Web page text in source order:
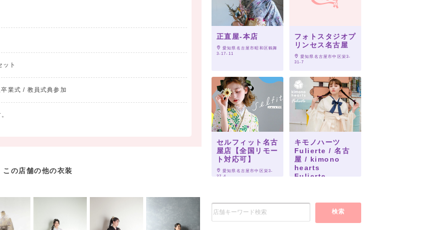
ト
業式 / 教員式典参加
この店舗の他の衣装
正直屋-本店
愛知県名古屋市昭和区鶴舞
3-17-11
フォトスタジオプ
リンセス名古屋
愛知県名古屋市中区栄3‐
31‐7
セルフィット名古
屋店【全国リモー
ト対応可】
愛知県名古屋市中区栄3-
27-4
キモノハーツ
Fulierte / 名古
屋 / kimono
hearts
Fulierte-
目２７−１
検索